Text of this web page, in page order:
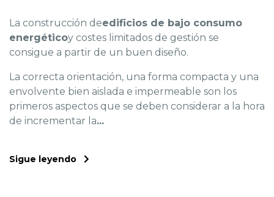
La construcción deedificios de bajo consumo
energéticoy costes limitados de gestión se
consigue a partir de un buen diseño.
La correcta orientación, una forma compacta y una
envolvente bien aislada e impermeable son los
primeros aspectos que se deben considerar a la hora
de incrementar la...
Sigue leyendo